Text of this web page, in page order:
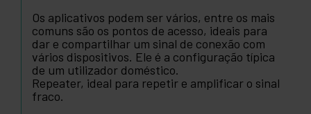
Os aplicativos podem ser vários, entre os mais
comuns são os pontos de acesso, ideais para
dar e compartilhar um sinal de conexão com
vários dispositivos. Ele é a configuração típica
de um utilizador doméstico.
Repeater, ideal para repetir e amplificar o sinal
fraco.